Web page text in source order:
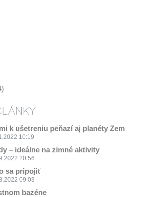
k ušetreniu peňazí aj planéty Zem
10:19
– ideálne na zimné aktivity
20:56
sa pripojiť
09:03
bazéne